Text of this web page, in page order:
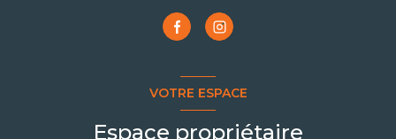
VOTRE ESPACE
Espace propriétaire